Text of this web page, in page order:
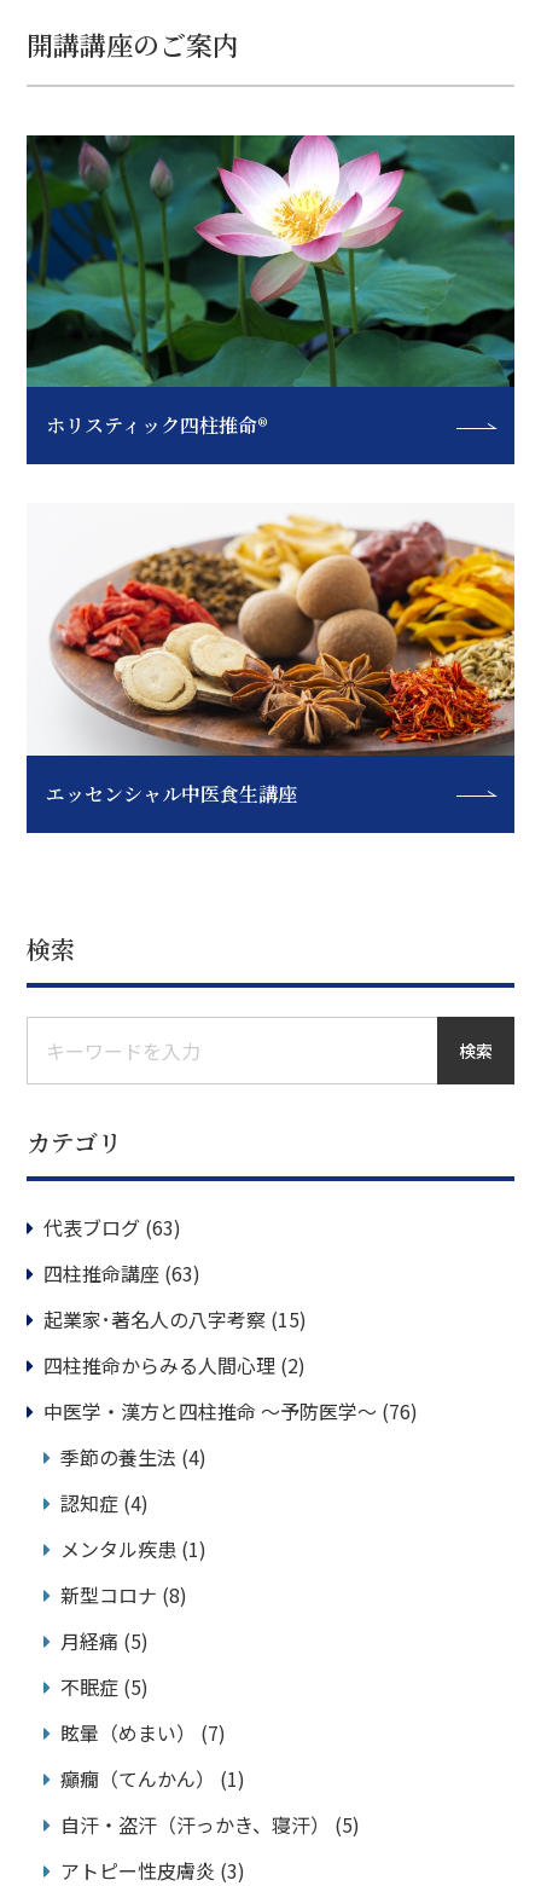
開講講座のご案内
ホリスティック四柱推命®
エッセンシャル中医食生講座
検索
検索
カテゴリ
代表ブログ (63)
四柱推命講座 (63)
起業家･著名人の八字考察 (15)
四柱推命からみる人間心理 (2)
中医学・漢方と四柱推命 ～予防医学～ (76)
季節の養生法 (4)
認知症 (4)
メンタル疾患 (1)
新型コロナ (8)
月経痛 (5)
不眠症 (5)
眩暈（めまい）
(7)
癲癇（てんかん）
(1)
自汗・盗汗（汗っかき、寝汗）
(5)
アトピー性皮膚炎 (3)